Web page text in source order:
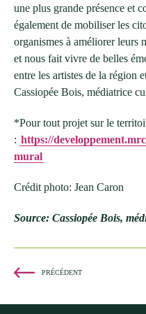
une plus grande présence et
également de mobiliser les
organismes à améliorer leurs
et nous fait vivre de belles
entre les artistes de la région
Cassiopée Bois, médiatrice
*Pour tout projet sur le
: https://
mural
Crédit photo: Jean Caron
Source: Cassiopée Bois,
PRÉCÉDENT